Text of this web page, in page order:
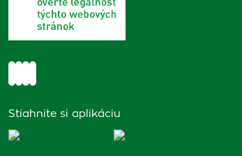
Stiahnite si aplikáciu